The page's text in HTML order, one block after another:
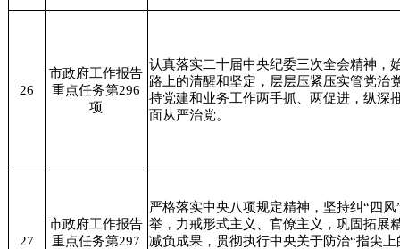
26
市政府工作报告
重点任务第296
项
认真落实二十届中央纪委三次全会精神，
路上的清醒和坚定，层层压紧压实管党治
持党建和业务工作两手抓、两促进，纵深
面从严治党。
27
市政府工作报告
重点任务第297
严格落实中央八项规定精神，坚持纠“四风
举，力戒形式主义、官僚主义，巩固拓展
减负成果，贯彻执行中央关于防治“指尖上